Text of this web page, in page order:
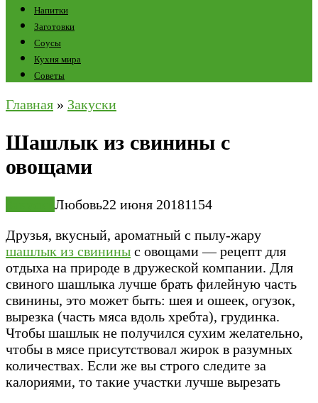
Напитки
Заготовки
Соусы
Кухня мира
Советы
Главная » Закуски
Шашлык из свинины с
овощами
Любовь22 июня 20181154
Друзья, вкусный, ароматный с пылу-жару
шашлык из свинины с овощами — рецепт для
отдыха на природе в дружеской компании. Для
свиного шашлыка лучше брать филейную часть
свинины, это может быть: шея и ошеек, огузок,
вырезка (часть мяса вдоль хребта), грудинка.
Чтобы шашлык не получился сухим желательно,
чтобы в мясе присутствовал жирок в разумных
количествах. Если же вы строго следите за
калориями, то такие участки лучше вырезать